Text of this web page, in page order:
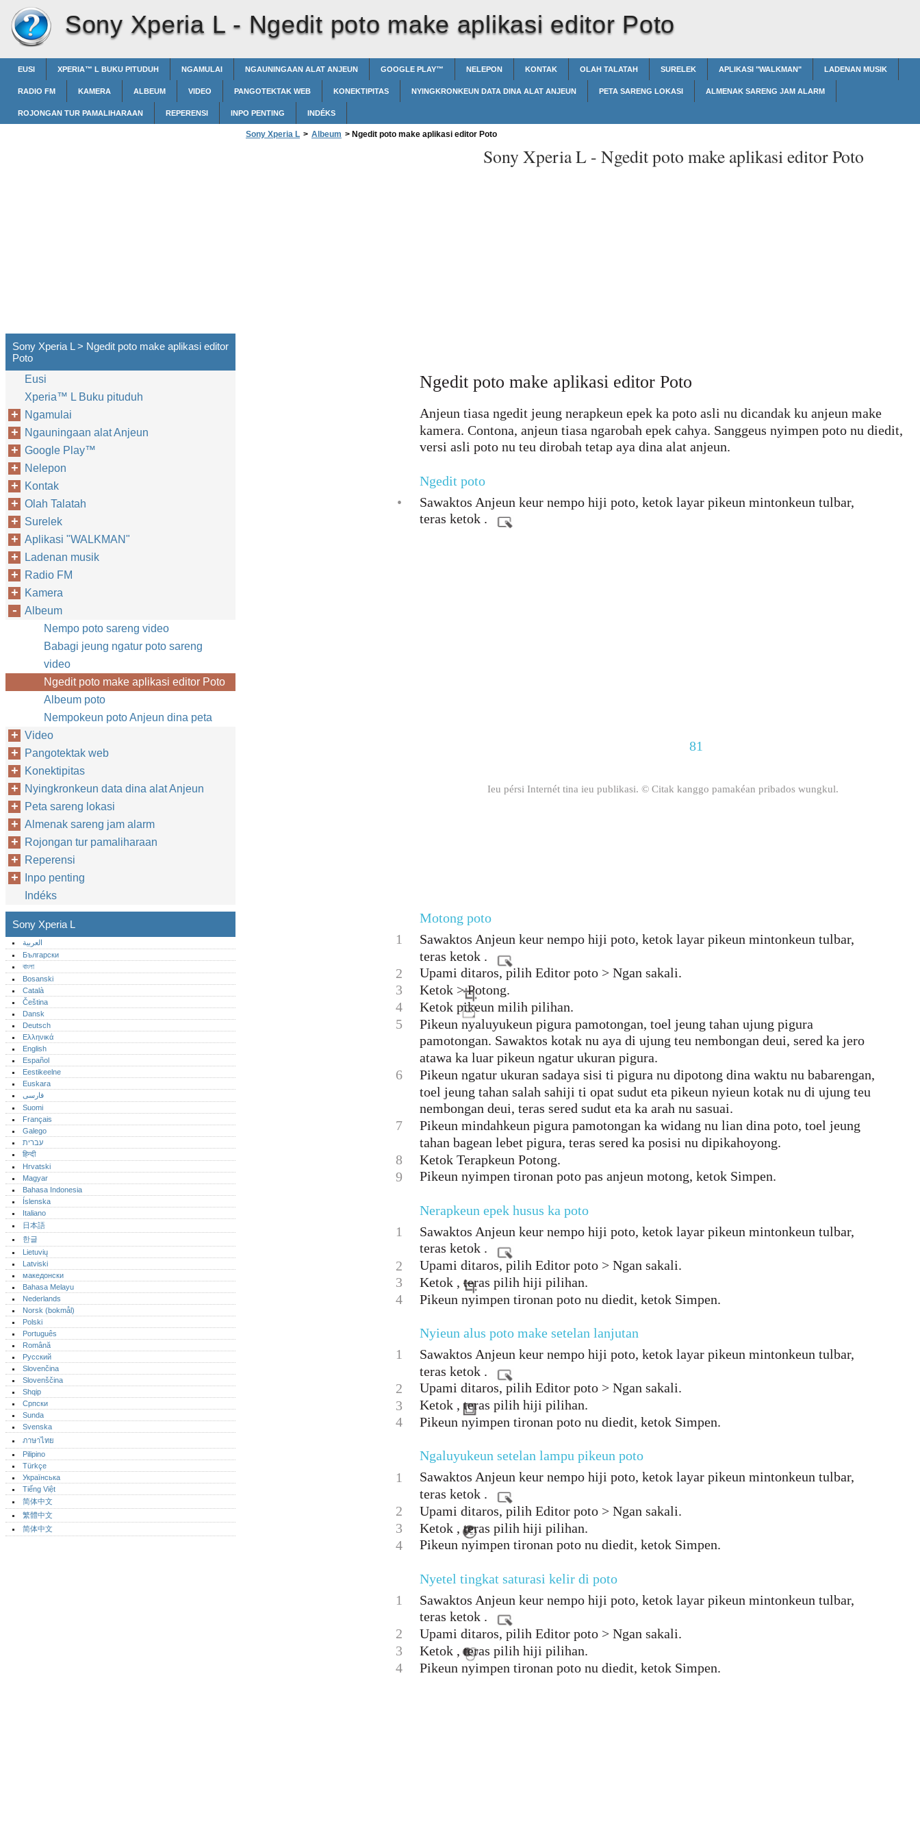
Sony Xperia L - Ngedit poto make aplikasi editor Poto
EUSI XPERIA™‎ L BUKU PITUDUH NGAMULAI NGAUNINGAAN ALAT ANJEUN GOOGLE PLAY™‎ NELEPON KONTAK OLAH TALATAH SURELEK APLIKASI "WALKMAN" LADENAN MUSIK
RADIO FM KAMERA ALBEUM VIDEO PANGOTEKTAK WEB KONEKTIPITAS NYINGKRONKEUN DATA DINA ALAT ANJEUN PETA SARENG LOKASI ALMENAK SARENG JAM ALARM
ROJONGAN TUR PAMALIHARAAN REPERENSI INPO PENTING INDÉKS
Sony Xperia L > Albeum > Ngedit poto make aplikasi editor Poto
Sony Xperia L - Ngedit poto make aplikasi editor Poto
Ngedit poto make aplikasi editor Poto
Anjeun tiasa ngedit jeung nerapkeun epek ka poto asli nu dicandak ku anjeun make
kamera. Contona, anjeun tiasa ngarobah epek cahya. Sanggeus nyimpen poto nu diedit,
versi asli poto nu teu dirobah tetap aya dina alat anjeun.
Ngedit poto
•
Sawaktos Anjeun keur nempo hiji poto, ketok layar pikeun mintonkeun tulbar,
teras ketok .
81
Ieu pérsi Internét tina ieu publikasi. © Citak kanggo pamakéan pribados wungkul.
Motong poto
1
Sawaktos Anjeun keur nempo hiji poto, ketok layar pikeun mintonkeun tulbar,
teras ketok .
2
Upami ditaros, pilih Editor poto > Ngan sakali.
3
Ketok > Potong.
4
Ketok pikeun milih pilihan.
5
Pikeun nyaluyukeun pigura pamotongan, toel jeung tahan ujung pigura
pamotongan. Sawaktos kotak nu aya di ujung teu nembongan deui, sered ka jero
atawa ka luar pikeun ngatur ukuran pigura.
6
Pikeun ngatur ukuran sadaya sisi ti pigura nu dipotong dina waktu nu babarengan,
toel jeung tahan salah sahiji ti opat sudut eta pikeun nyieun kotak nu di ujung teu
nembongan deui, teras sered sudut eta ka arah nu sasuai.
7
Pikeun mindahkeun pigura pamotongan ka widang nu lian dina poto, toel jeung
tahan bagean lebet pigura, teras sered ka posisi nu dipikahoyong.
8
Ketok Terapkeun Potong.
9
Pikeun nyimpen tironan poto pas anjeun motong, ketok Simpen.
Nerapkeun epek husus ka poto
1
Sawaktos Anjeun keur nempo hiji poto, ketok layar pikeun mintonkeun tulbar,
teras ketok .
2
Upami ditaros, pilih Editor poto > Ngan sakali.
3
Ketok , teras pilih hiji pilihan.
4
Pikeun nyimpen tironan poto nu diedit, ketok Simpen.
Nyieun alus poto make setelan lanjutan
1
Sawaktos Anjeun keur nempo hiji poto, ketok layar pikeun mintonkeun tulbar,
teras ketok .
2
Upami ditaros, pilih Editor poto > Ngan sakali.
3
Ketok , teras pilih hiji pilihan.
4
Pikeun nyimpen tironan poto nu diedit, ketok Simpen.
Ngaluyukeun setelan lampu pikeun poto
1
Sawaktos Anjeun keur nempo hiji poto, ketok layar pikeun mintonkeun tulbar,
teras ketok .
2
Upami ditaros, pilih Editor poto > Ngan sakali.
3
Ketok , teras pilih hiji pilihan.
4
Pikeun nyimpen tironan poto nu diedit, ketok Simpen.
Nyetel tingkat saturasi kelir di poto
1
Sawaktos Anjeun keur nempo hiji poto, ketok layar pikeun mintonkeun tulbar,
teras ketok .
2
Upami ditaros, pilih Editor poto > Ngan sakali.
3
Ketok , teras pilih hiji pilihan.
4
Pikeun nyimpen tironan poto nu diedit, ketok Simpen.
Sony Xperia L > Ngedit poto make aplikasi editor
Poto
Eusi
Xperia™‎ L Buku pituduh
Ngamulai
Ngauningaan alat Anjeun
Google Play™‎
Nelepon
Kontak
Olah Talatah
Surelek
Aplikasi "WALKMAN"
Ladenan musik
Radio FM
Kamera
Albeum
Nempo poto sareng video
Babagi jeung ngatur poto sareng
video
Ngedit poto make aplikasi editor Poto
Albeum poto
Nempokeun poto Anjeun dina peta
Video
Pangotektak web
Konektipitas
Nyingkronkeun data dina alat Anjeun
Peta sareng lokasi
Almenak sareng jam alarm
Rojongan tur pamaliharaan
Reperensi
Inpo penting
Indéks
Sony Xperia L
العربية
Български
বাংলা
Bosanski
Català
Čeština
Dansk
Deutsch
Ελληνικά
English
Español
Eestikeelne
Euskara
فارسی
Suomi
Français
Galego
עברית
हिन्दी
Hrvatski
Magyar
Bahasa Indonesia
Íslenska
Italiano
日本語
한글
Lietuvių
Latviski
македонски
Bahasa Melayu
Nederlands
Norsk (bokmål)‎
Polski
Português‎
Română
Русский
Slovenčina
Slovenščina
Shqip
Српски
Sunda
Svenska
ภาษาไทย
Pilipino
Türkçe
Українська
Tiếng Việt
简体中文
繁體中文
简体中文